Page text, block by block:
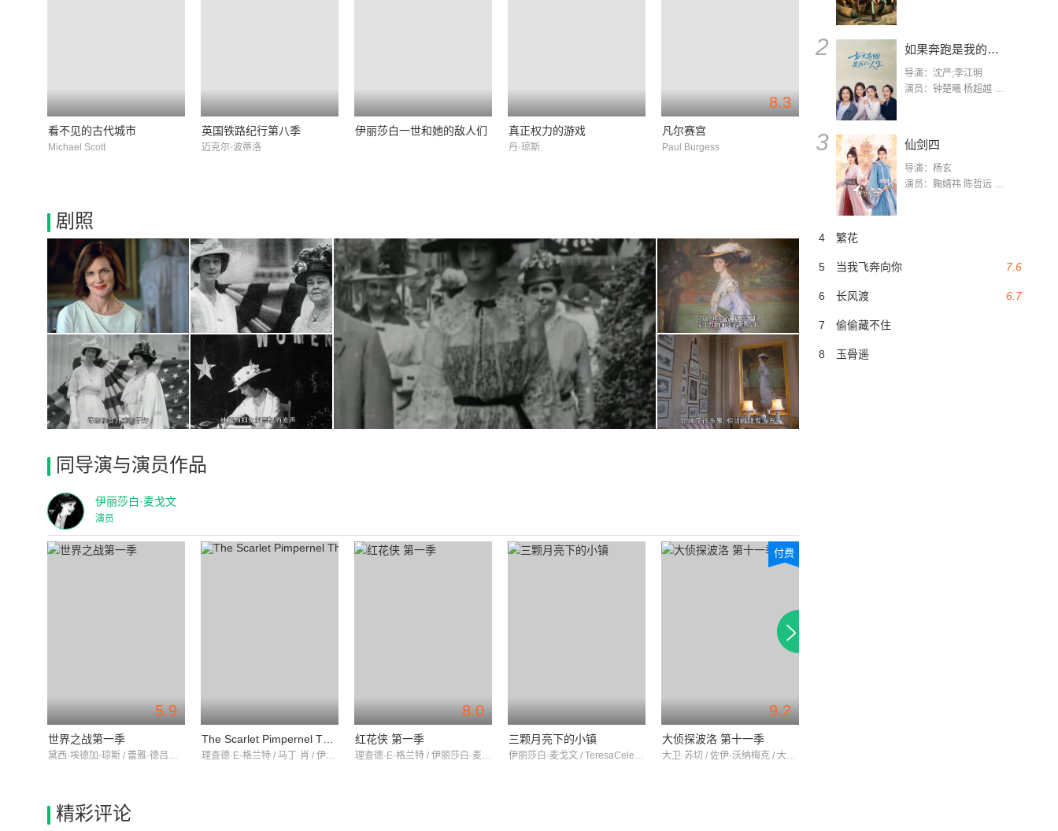
2 如果奔跑是我的人生
导演：沈严;李江明
演员：钟楚曦 杨超越 许娣 陈小艺 侯雯元 宋洋 王宥钧 李添诺
3 仙剑四
导演：杨玄
演员：鞠婧祎 陈哲远 茅子俊 毛晓慧 王媛可 张志浩 林枫松 张帆（演员）
4 繁花
7.6
5 当我飞奔向你
6.7
6 长风渡
7 偷偷藏不住
8 玉骨遥
看不见的古代城市
Michael Scott
英国铁路纪行第八季
迈克尔·波蒂洛
伊丽莎白一世和她的敌人们 真正权力的游戏
丹·琼斯
8.3
凡尔赛宫
Paul Burgess
剧照
同导演与演员作品
伊丽莎白·麦戈文
演员
5.9
世界之战第一季
黛西·埃德加-琼斯 / 蕾雅·德吕盖 / 加布里埃尔·伯恩 理查德·E·格兰特 / 马丁·肖 / 伊丽莎白·麦戈文
8.0
红花侠 第一季
理查德·E·格兰特 / 伊丽莎白·麦戈文 / 马丁·肖
三颗月亮下的小镇
伊丽莎白·麦戈文 / TeresaCelentano / SamMurphy
9.2
付费
大侦探波洛 第十一季
大卫·苏切 / 佐伊·沃纳梅克 / 大卫·叶兰德
精彩评论